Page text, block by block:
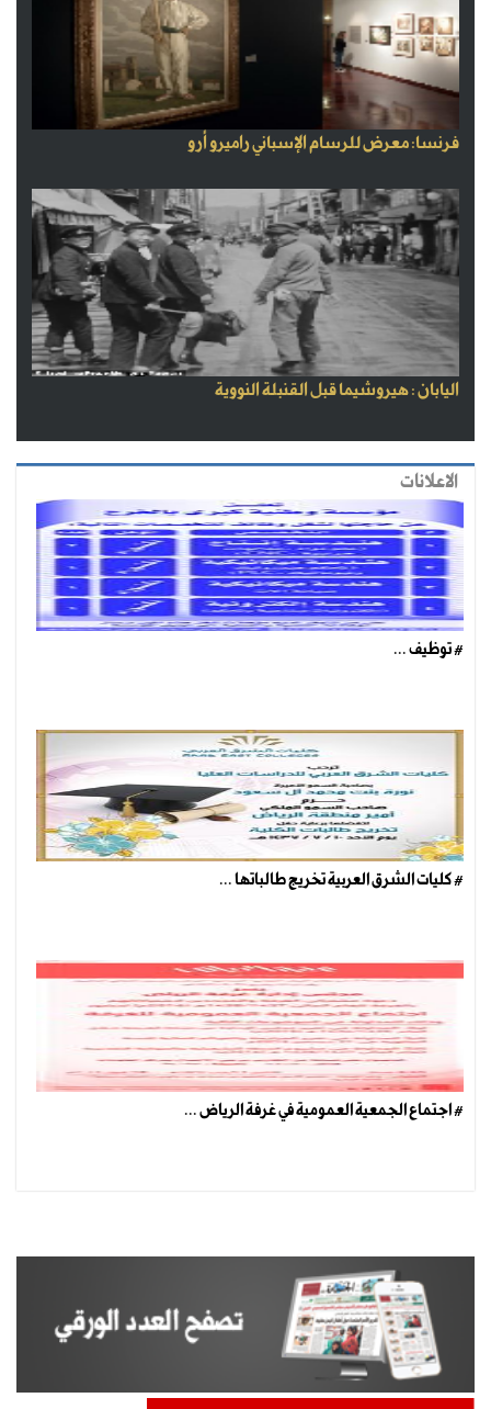
فرنسا: معرض للرسام الإسباني راميرو أرو
اليابان : هيروشيما قبل القنبلة النووية
الاعلانات
# توظيف ...
# كليات الشرق العربية تخريج طالباتها ...
# اجتماع الجمعية العمومية في غرفة الرياض ...